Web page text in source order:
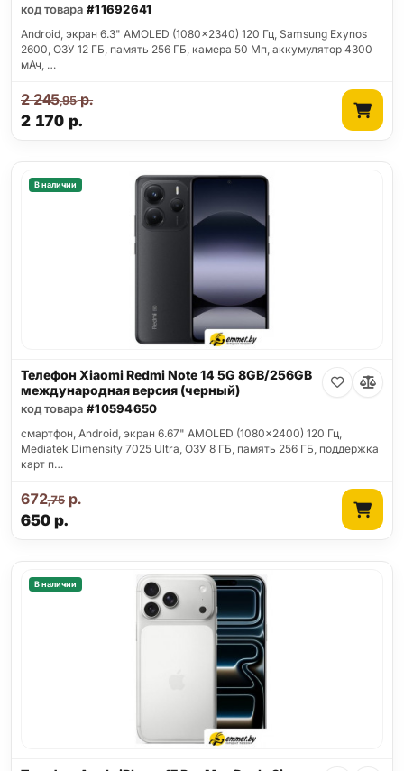
код товара #11692641
Android, экран 6.3" AMOLED (1080x2340) 120 Гц, Samsung Exynos
2600, ОЗУ 12 ГБ, память 256 ГБ, камера 50 Мп, аккумулятор 4300
мАч, …
2 170 р.
2 245,95р.
В наличии
Телефон Xiaomi Redmi Note 14 5G 8GB/256GB
международная версия (черный)
код товара #10594650
смартфон, Android, экран 6.67" AMOLED (1080x2400) 120 Гц,
Mediatek Dimensity 7025 Ultra, ОЗУ 8 ГБ, память 256 ГБ, поддержка
карт п…
650р.
672,75р.
В наличии